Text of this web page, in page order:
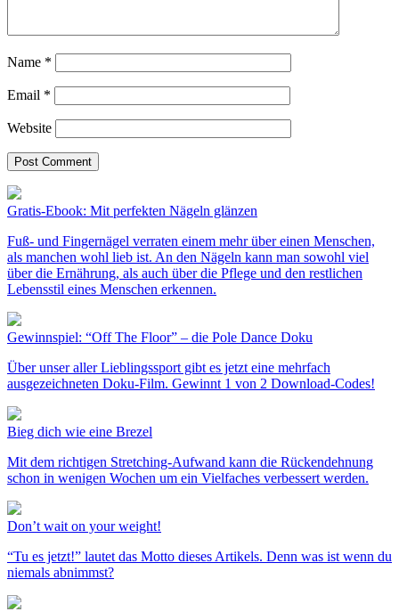
Name *
Email *
Website
Gratis-Ebook: Mit perfekten Nägeln glänzen
Fuß- und Fingernägel verraten einem mehr über einen Menschen,
als manchen wohl lieb ist. An den Nägeln kann man sowohl viel
über die Ernährung, als auch über die Pflege und den restlichen
Lebensstil eines Menschen erkennen.
Gewinnspiel: “Off The Floor” – die Pole Dance Doku
Über unser aller Lieblingssport gibt es jetzt eine mehrfach
ausgezeichneten Doku-Film. Gewinnt 1 von 2 Download-Codes!
Bieg dich wie eine Brezel
Mit dem richtigen Stretching-Aufwand kann die Rückendehnung
schon in wenigen Wochen um ein Vielfaches verbessert werden.
Don’t wait on your weight!
“Tu es jetzt!” lautet das Motto dieses Artikels. Denn was ist wenn du
niemals abnimmst?